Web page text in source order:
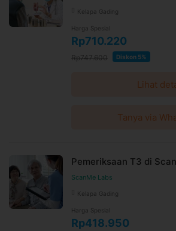
Kelapa Gading
Harga Spesial
Rp710.220
Rp747.600 Diskon 5%
Lihat
Tanya via
Pemeriksaan T3 di
ScanMe Labs
Kelapa Gading
Harga Spesial
Rp418.950